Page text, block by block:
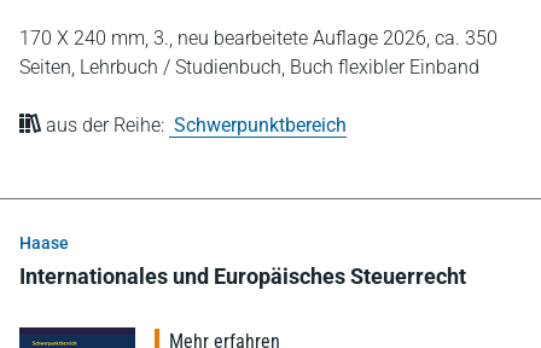
170 X 240 mm, 3., neu bearbeitete Auflage 2026, ca. 350
Seiten, Lehrbuch / Studienbuch, Buch flexibler Einband
aus der Reihe: Schwerpunktbereich
Haase
Internationales und Europäisches Steuerrecht
Mehr erfahren